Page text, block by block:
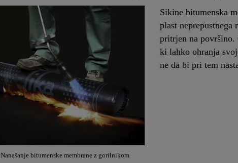
Nanašanje bitumenske membrane z gorilnikom
Sikine bitumenska
plast
pritrjen na
ki lahko ohranja
ne da bi pri tem